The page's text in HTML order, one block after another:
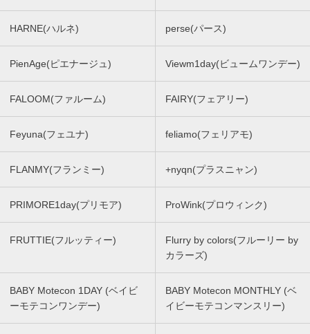
HARNE(ハルネ) perse(パース)
PienAge(ピエナージュ) Viewm1day(ビュームワンデー)
FALOOM(ファルーム) FAIRY(フェアリー)
Feyuna(フェユナ) feliamo(フェリアモ)
FLANMY(フランミー) +nyqn(プラスニャン)
PRIMORE1day(プリモア) ProWink(プロウィンク)
FRUTTIE(フルッティー)
Flurry by colors(フルーリー by
カラーズ)
BABY Motecon 1DAY (ベイビ
ーモテコンワンデー)
BABY Motecon MONTHLY (ベ
イビーモテコンマンスリー)